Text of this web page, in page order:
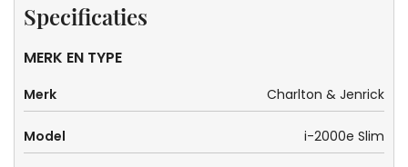
Specificaties
MERK EN TYPE
Merk Charlton & Jenrick
Model i-2000e Slim